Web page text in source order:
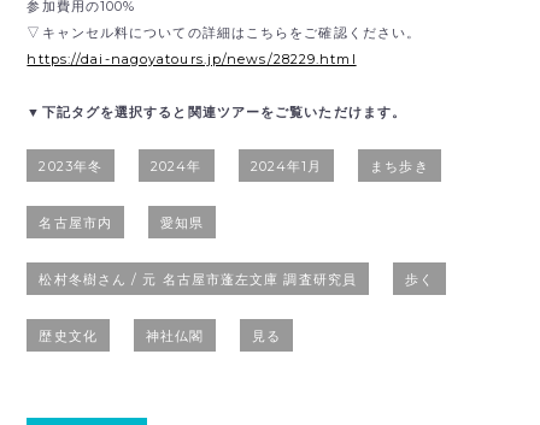
参加費用の100%
▽キャンセル料についての詳細はこちらをご確認ください。
https://dai-nagoyatours.jp/news/28229.html
▼下記タグを選択すると関連ツアーをご覧いただけます。
2023年冬 2024年 2024年1月 まち歩き
名古屋市内 愛知県
松村冬樹さん / 元 名古屋市蓬左文庫 調査研究員 歩く
歴史文化 神社仏閣 見る